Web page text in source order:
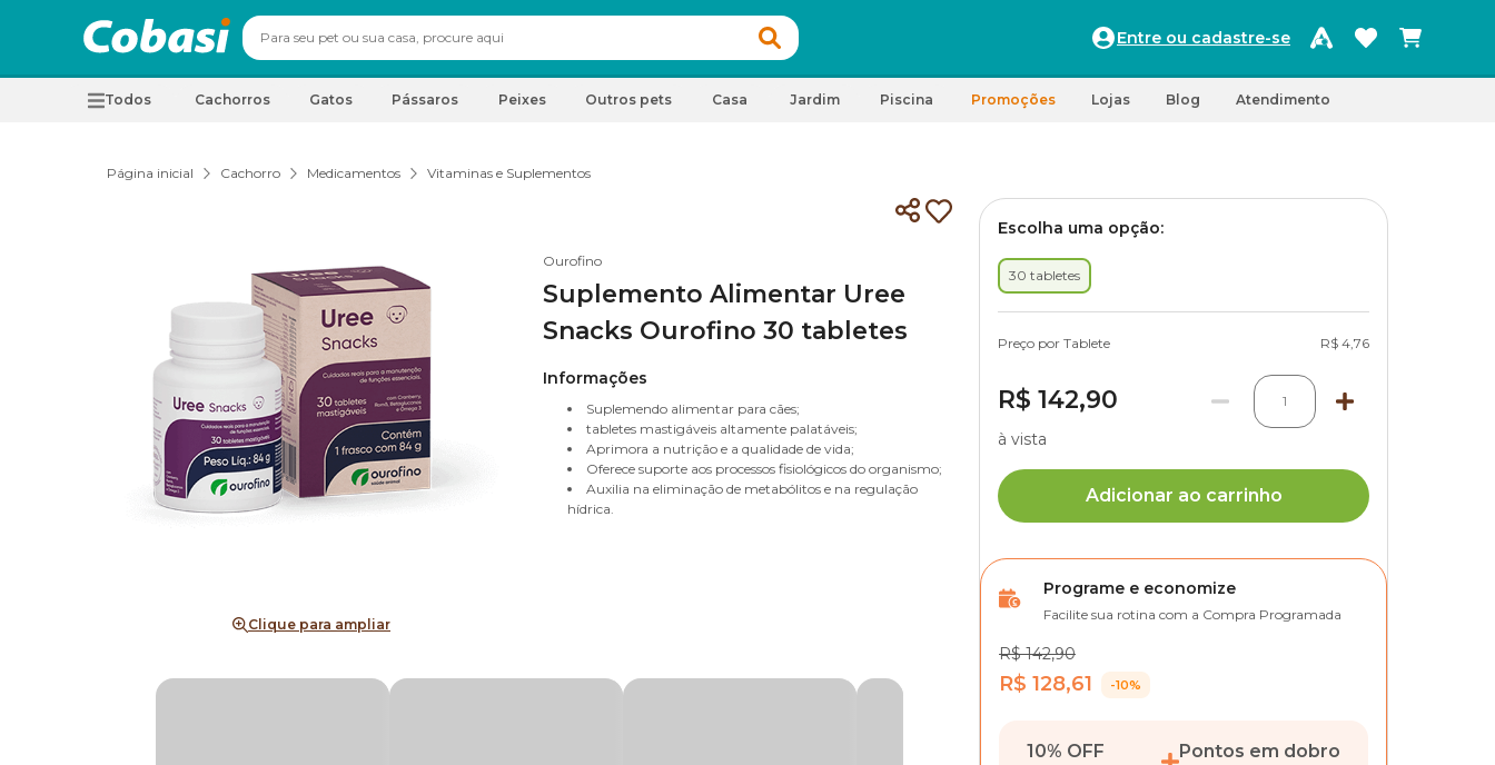
Entre ou cadastre-se
Todos Cachorros Gatos Pássaros Peixes Outros pets Casa Jardim Piscina Promoções Lojas Blog Atendimento
Página inicial Cachorro Medicamentos Vitaminas e Suplementos
Clique para ampliar
Ourofino
Suplemento Alimentar Uree
Snacks Ourofino 30 tabletes
Informações
Suplemendo alimentar para cães;
tabletes mastigáveis altamente palatáveis;
Aprimora a nutrição e a qualidade de vida;
Oferece suporte aos processos fisiológicos do organismo;
Auxilia na eliminação de metabólitos e na regulação
hídrica.
Escolha uma opção:
30 tabletes
Preço por Tablete R$ 4,76
R$ 142,90 1
à vista
Adicionar ao carrinho
Programe e economize
Facilite sua rotina com a Compra Programada
R$ 142,90
R$ 128,61 -10%
10% OFF Pontos em dobro